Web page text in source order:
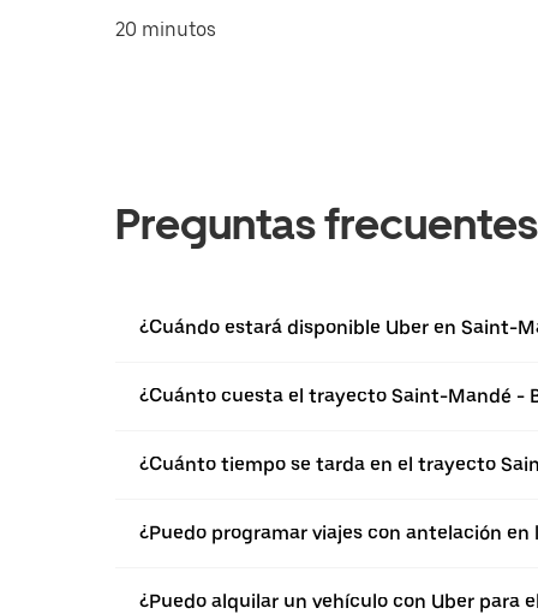
20 minutos
Preguntas frecuentes
¿Cuándo estará disponible Uber en Saint-
¿Cuánto cuesta el trayecto Saint-Mandé -
¿Cuánto tiempo se tarda en el trayecto
¿Puedo programar viajes con antelación
¿Puedo alquilar un vehículo con Uber para